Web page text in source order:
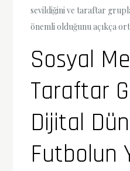
sevildiğini ve taraftar
önemli olduğunu açıkça
Sosyal
Taraftar
Dijital
Futbolun